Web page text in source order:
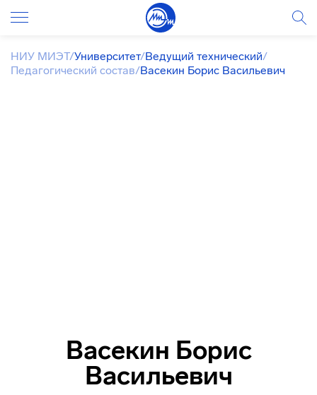
НИУ МИЭТ/Университет/Ведущий технический/
Педагогический состав/Васекин Борис Васильевич
Васекин Борис
Васильевич